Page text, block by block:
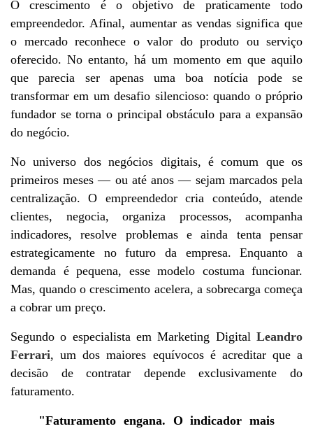
O crescimento é o objetivo de praticamente todo
empreendedor. Afinal, aumentar as vendas significa que
o mercado reconhece o valor do produto ou serviço
oferecido. No entanto, há um momento em que aquilo
que parecia ser apenas uma boa notícia pode se
transformar em um desafio silencioso: quando o próprio
fundador se torna o principal obstáculo para a expansão
do negócio.
No universo dos negócios digitais, é comum que os
primeiros meses — ou até anos — sejam marcados pela
centralização. O empreendedor cria conteúdo, atende
clientes, negocia, organiza processos, acompanha
indicadores, resolve problemas e ainda tenta pensar
estrategicamente no futuro da empresa. Enquanto a
demanda é pequena, esse modelo costuma funcionar.
Mas, quando o crescimento acelera, a sobrecarga começa
a cobrar um preço.
Segundo o especialista em Marketing Digital Leandro
Ferrari, um dos maiores equívocos é acreditar que a
decisão de contratar depende exclusivamente do
faturamento.
"Faturamento engana. O indicador mais